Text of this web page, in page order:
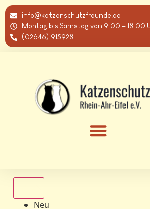
info@katzenschutzfreunde.de
Montag bis Samstag von 9:00 – 18:00
(02646) 915928
Neu